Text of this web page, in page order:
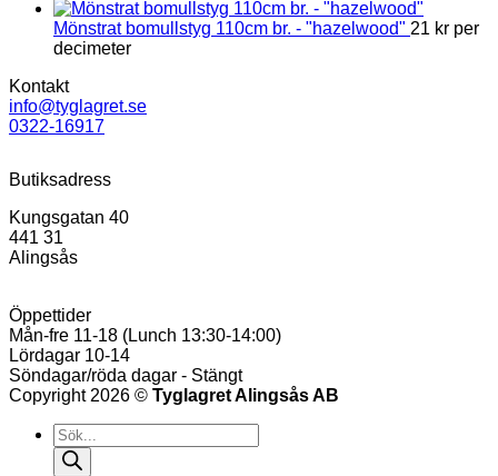
Mönstrat bomullstyg 110cm br. - "hazelwood" 21 kr per
decimeter
Kontakt
info@tyglagret.se
0322-16917
Butiksadress
Kungsgatan 40
441 31
Alingsås
Öppettider
Mån-fre 11-18 (Lunch 13:30-14:00)
Lördagar 10-14
Söndagar/röda dagar - Stängt
Copyright 2026 © Tyglagret Alingsås AB
Products
search